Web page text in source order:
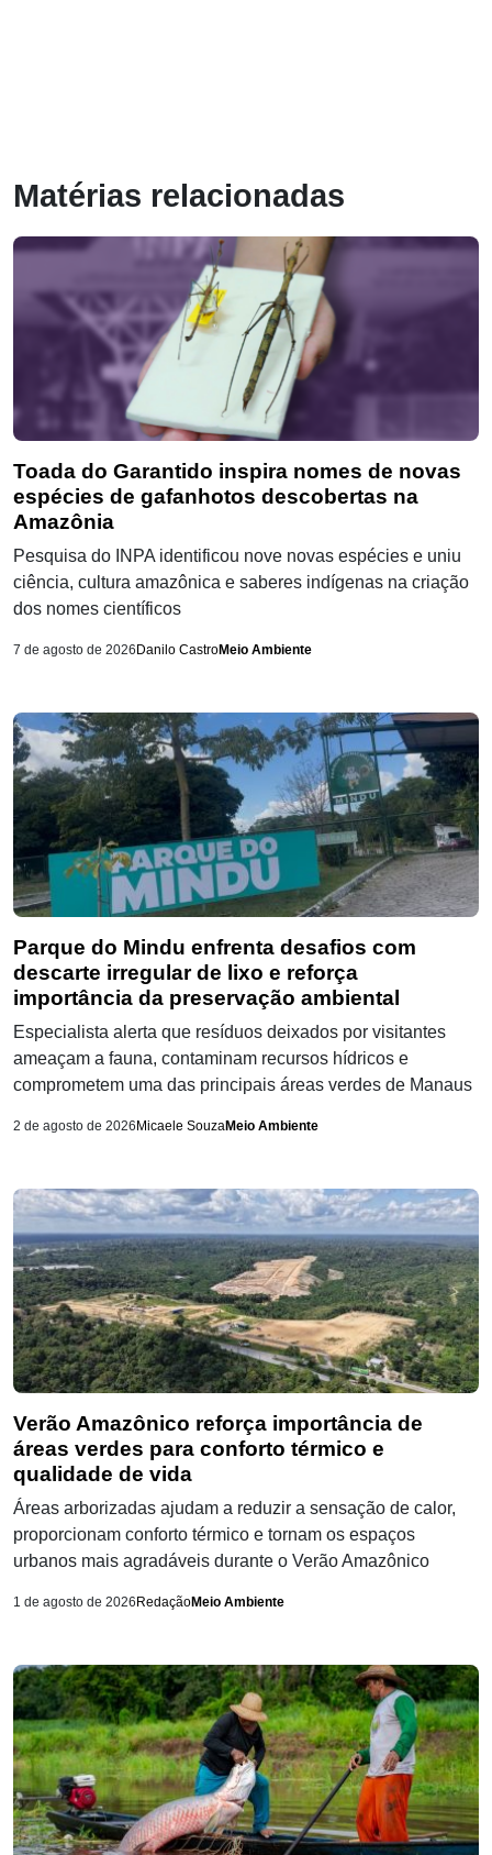
Matérias relacionadas
Toada do Garantido inspira nomes de novas
espécies de gafanhotos descobertas na
Amazônia
Pesquisa do INPA identificou nove novas espécies e uniu
ciência, cultura amazônica e saberes indígenas na criação
dos nomes científicos
7 de agosto de 2026 Danilo CastroMeio Ambiente
Parque do Mindu enfrenta desafios com
descarte irregular de lixo e reforça
importância da preservação ambiental
Especialista alerta que resíduos deixados por visitantes
ameaçam a fauna, contaminam recursos hídricos e
comprometem uma das principais áreas verdes de Manaus
2 de agosto de 2026 Micaele SouzaMeio Ambiente
Verão Amazônico reforça importância de
áreas verdes para conforto térmico e
qualidade de vida
Áreas arborizadas ajudam a reduzir a sensação de calor,
proporcionam conforto térmico e tornam os espaços
urbanos mais agradáveis durante o Verão Amazônico
1 de agosto de 2026 RedaçãoMeio Ambiente